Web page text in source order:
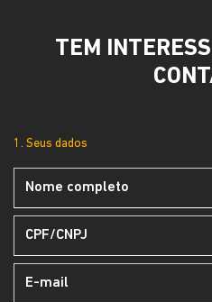
TEM
1. Seus dados